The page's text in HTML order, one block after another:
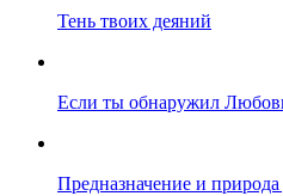
Тень твоих деяний
Если ты обнаружил
Предназначение и природа